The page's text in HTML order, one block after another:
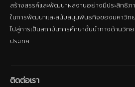
สร้างสรรค์และพัฒนาผลงานอย่างมีประสิทธิภ
ในการพัฒนาและสนับสนุนพันธกิจของมหาวิท
ไปสู่การเป็นสถาบันการศึกษาชั้นนําทางด้านวิท
ประเทศ
ติดต่อเรา